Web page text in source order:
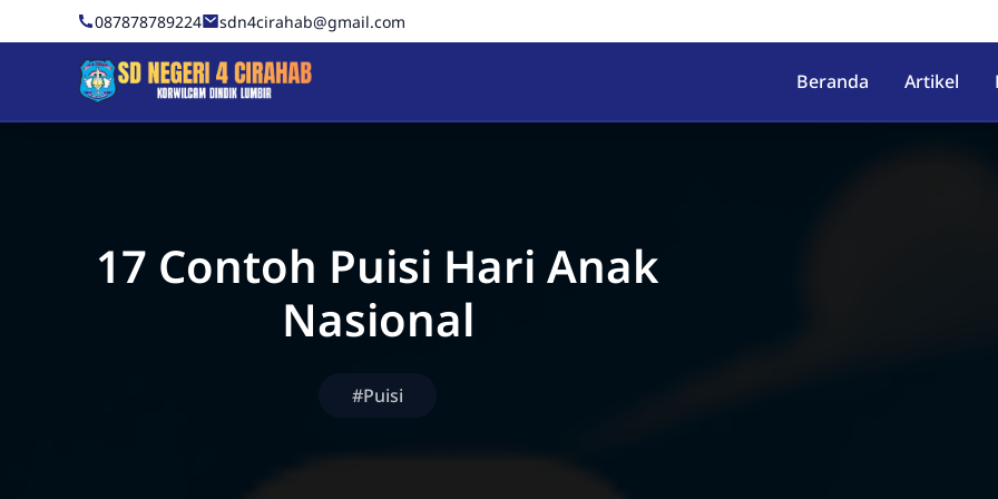
Skip to Content087878789224 sdn4cirahab@gmail.com
Sekolah Dasar Negeri 4 Cirahab, Kec. Lumbir, Kab.
Beranda Artikel
17 Contoh Puisi Hari Anak
Nasional
#Puisi